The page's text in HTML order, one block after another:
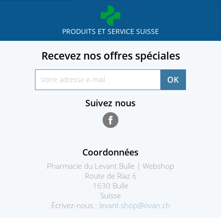
PRODUITS ET SERVICE SUISSE
Recevez nos offres spéciales
Suivez nous
Coordonnées
Pharmacie du Levant Bulle | Webshop
Route de Riaz 6
1630 Bulle
Suisse
Écrivez-nous : levant.shop@ovan.ch